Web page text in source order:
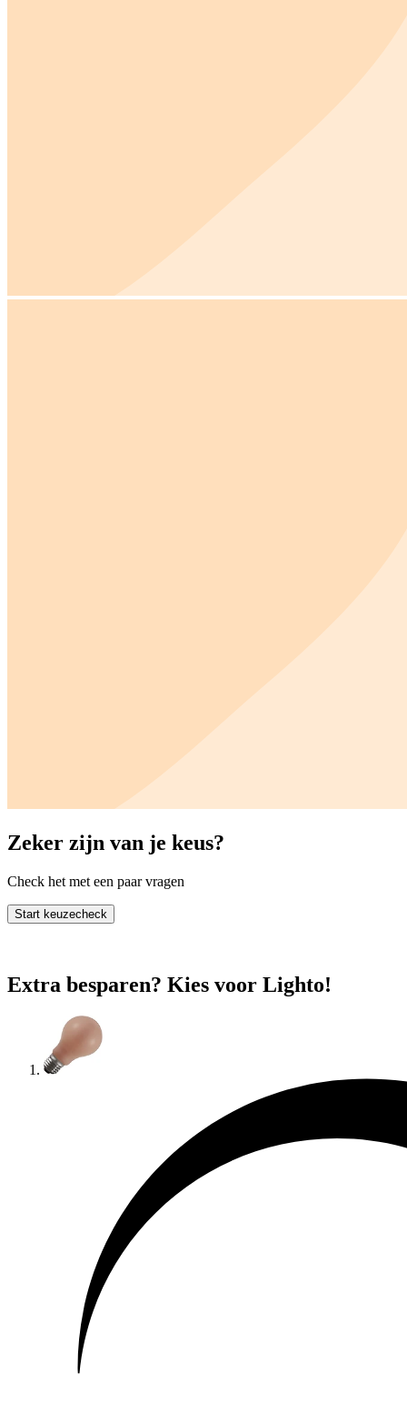
Zeker zijn van je keus?
Check het met een paar vragen
Start keuzecheck
Extra besparen? Kies voor Lighto!